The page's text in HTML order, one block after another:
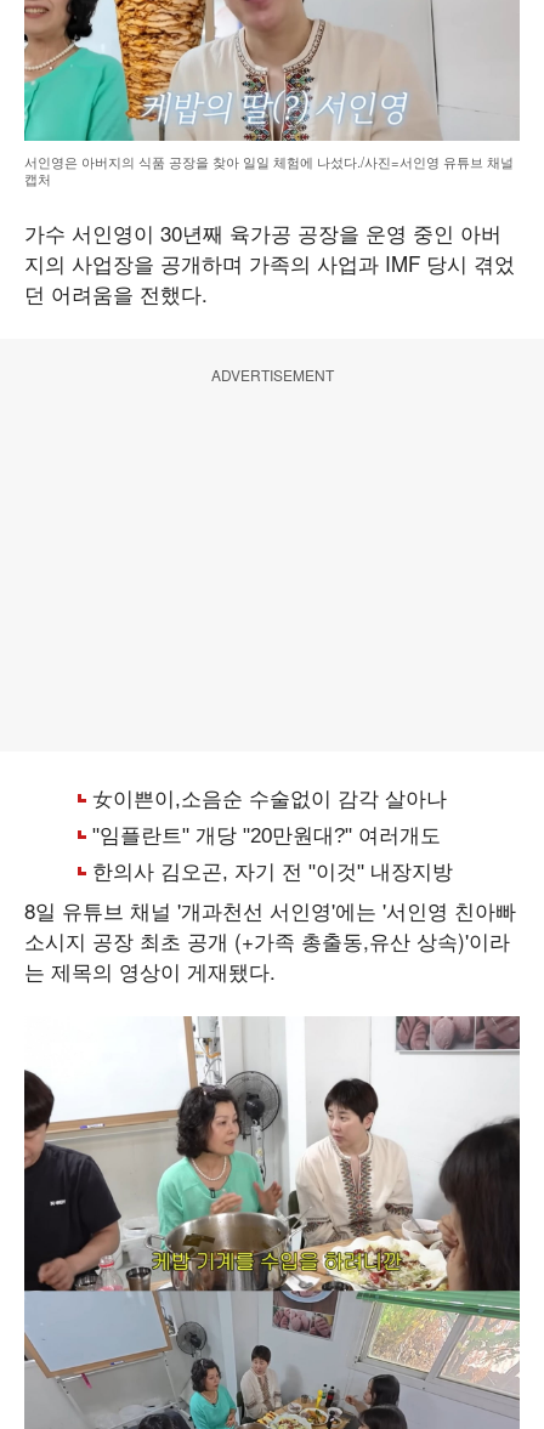
서인영은 아버지의 식품 공장을 찾아 일일 체험에 나섰다./사진=서인영 유튜브 채널
캡처
가수 서인영이 30년째 육가공 공장을 운영 중인 아버
지의 사업장을 공개하며 가족의 사업과 IMF 당시 겪었
던 어려움을 전했다.
ADVERTISEMENT
8일 유튜브 채널 '개과천선 서인영'에는 '서인영 친아빠
소시지 공장 최초 공개 (+가족 총출동,유산 상속)'이라
는 제목의 영상이 게재됐다.